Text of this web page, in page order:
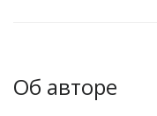
Об авторе